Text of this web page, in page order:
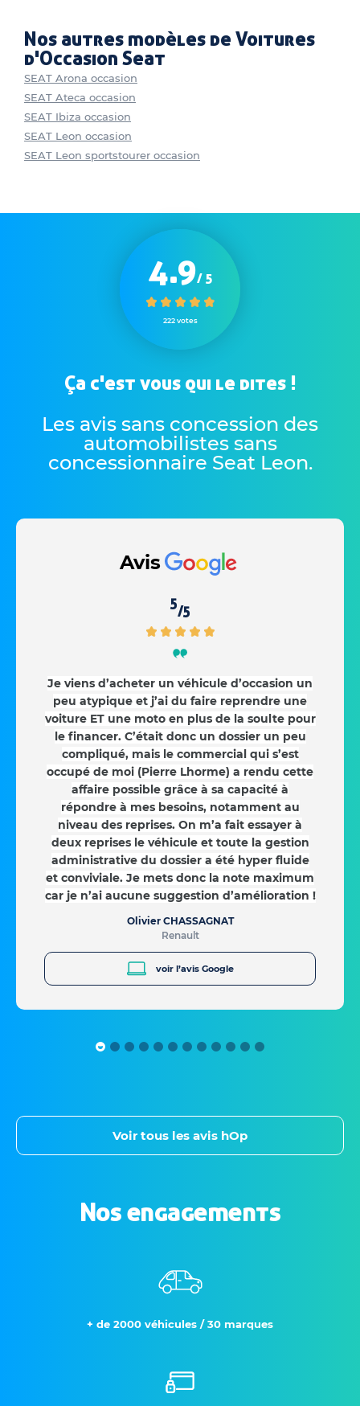
Nos autres modèles de Voitures
d'Occasion Seat
SEAT Arona occasion
SEAT Ateca occasion
SEAT Ibiza occasion
SEAT Leon occasion
SEAT Leon sportstourer occasion
4.9/ 5
222 votes
Ça c'est vous qui le dites !
Les avis sans concession des
automobilistes sans
concessionnaire Seat Leon.
Avis
5/5
Je viens d’acheter un véhicule d’occasion un
peu atypique et j’ai du faire reprendre une
voiture ET une moto en plus de la soulte pour
le financer. C’était donc un dossier un peu
compliqué, mais le commercial qui s’est
occupé de moi (Pierre Lhorme) a rendu cette
affaire possible grâce à sa capacité à
répondre à mes besoins, notamment au
niveau des reprises. On m’a fait essayer à
deux reprises le véhicule et toute la gestion
administrative du dossier a été hyper fluide
et conviviale. Je mets donc la note maximum
car je n’ai aucune suggestion d’amélioration !
Olivier CHASSAGNAT
Renault
voir l’avis Google
Voir tous les avis hOp
Nos engagements
+ de 2000 véhicules / 30 marques